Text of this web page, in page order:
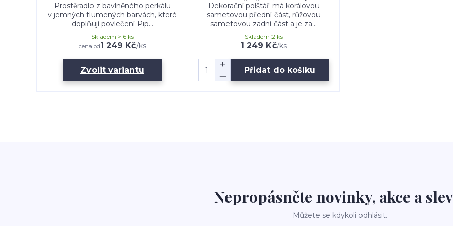
Prostěradlo z bavlněného perkálu
v jemných tlumených barvách, které
doplňují povlečení Pip...
cena od1 249 Kč/ks
Skladem > 6 ks
Zvolit variantu
Dekorační polštář má korálovou
sametovou přední část, růžovou
sametovou zadní část a je za...
1 249 Kč/ks
Skladem 2 ks
Přidat do košíku
Nepropásněte novinky, akce a
Můžete se kdykoli odhlásit.